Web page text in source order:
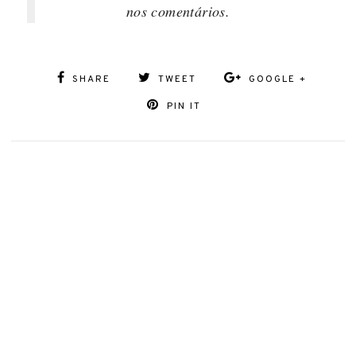
nos comentários.
SHARE TWEET GOOGLE +
PIN IT